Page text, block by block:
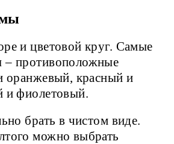
и цветовой круг. Самые
– противоположные
оранжевый, красный и
и фиолетовый.
брать в чистом виде.
можно выбрать